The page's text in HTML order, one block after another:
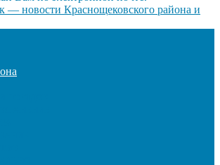
— новости Краснощековского района и